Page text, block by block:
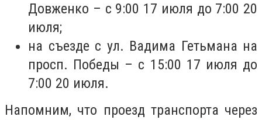
Довженко – с 9:00 17 июля до 7:00 20
июля;
на съезде с ул. Вадима Гетьмана на
просп. Победы – с 15:00 17 июля до
7:00 20 июля.
Напомним, что проезд транспорта через